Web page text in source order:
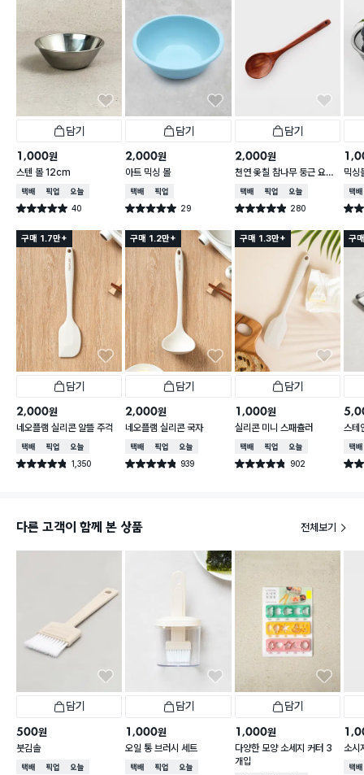
담기
1,000원
스텐 볼 12cm
택배배송매장픽업오늘배송
별점 5.0점 40
건 작성
담기
2,000원
아트 믹싱 볼
택배배송매장픽업
별점 5.0점 29
건 작성
담기
2,000원
천연 옻칠 참나무 둥근 요리
스푼 약 31cm
택배배송매장픽업오늘배송
별점 4.9점 280
건 작성
믹싱
능)
택배
별점
구매 1.7만+
담기
2,000원
네오플램 실리콘 알뜰 주걱
택배배송매장픽업오늘배송
별점 4.8점 1,350
건 작성
구매 1.2만+
담기
2,000원
네오플램 실리콘 국자
택배배송매장픽업오늘배송
별점 4.8점 939
건 작성
구매 1.3만+
담기
1,000원
실리콘 미니 스패츌러
택배배송매장픽업오늘배송
별점 4.8점 902
건 작성
구
스테
택배
별점
다른 고객이 함께 본 상품 전체보기
담기
500원
붓김솔
택배배송매장픽업오늘배송
담기
1,000원
오일 통 브러시 세트
택배배송매장픽업오늘배송
담기
1,000원
다양한 모양 소세지 커터 3
개입
소시
택배